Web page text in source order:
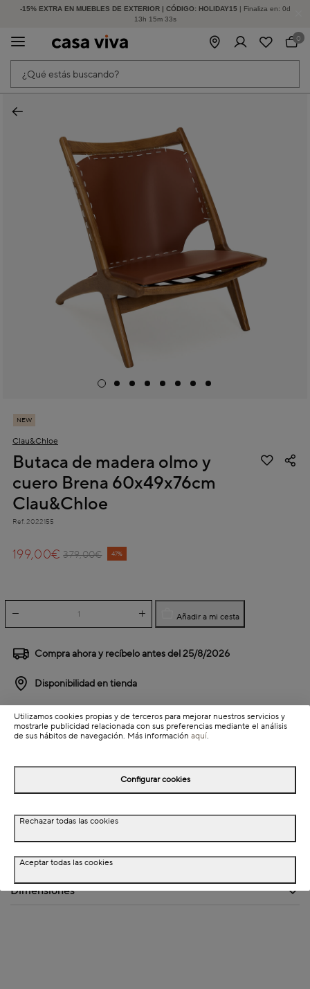
-15% EXTRA EN MUEBLES DE EXTERIOR | CÓDIGO: HOLIDAY15 | Finaliza en: 0d
13h 15m 33s
HASTA -60% DE DESCUENTO | SEGUNDAS REBAJAS
¿Qué estás buscando?
0
NEW
Clau&Chloe
Butaca de madera olmo y
cuero Brena 60x49x76cm
Clau&Chloe
Ref. 2022155
Price reduced from
379,00€
to 47%
199,00€
Añadir a mi cesta
Compra ahora y recíbelo antes del25/8/2026
Disponibilidad en tienda
Detalles del producto
Detalles del producto
Descripción
Dimensiones
Utilizamos cookies propias y de terceros para mejorar nuestros servicios y
mostrarle publicidad relacionada con sus preferencias mediante el análisis
de sus hábitos de navegación. Más información aquí.
Configurar cookies
Rechazar todas las cookies
Aceptar todas las cookies